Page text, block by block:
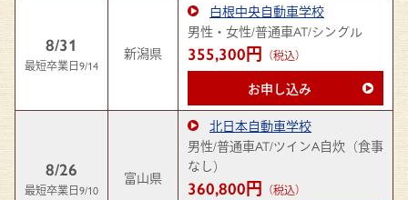
8/31
最短卒業日9/14
新潟県
白根中央自動車学校
男性・女性/普通車AT/シングル
355,300円 （税込）
お申し込み
8/26
最短卒業日9/10
富山県
北日本自動車学校
男性/普通車AT/ツインA自炊（食事
なし）
360,800円 （税込）